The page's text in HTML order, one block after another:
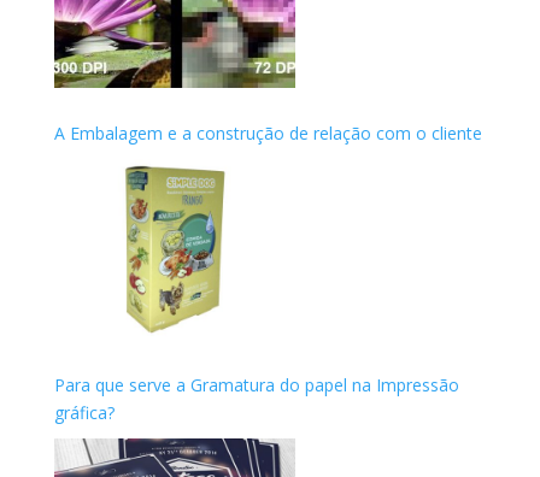
A Embalagem e a construção de relação com o cliente
Para que serve a Gramatura do papel na Impressão
gráfica?